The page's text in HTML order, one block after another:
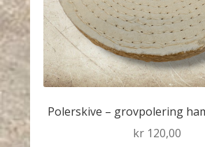
Polerskive – grovpolering
kr120,00